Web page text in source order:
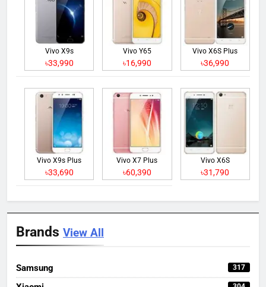
Vivo X9s
৳33,990
Vivo Y65
৳16,990
Vivo X6S Plus
৳36,990
Vivo X9s Plus
৳33,690
Vivo X7 Plus
৳60,390
Vivo X6S
৳31,790
Brands View All
Samsung 317